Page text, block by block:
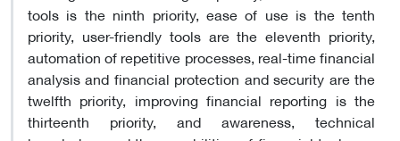
tools is the ninth priority, ease of use is the tenth
priority, user-friendly tools are the eleventh priority,
automation of repetitive processes, real-time financial
analysis and financial protection and security are the
twelfth priority, improving financial reporting is the
thirteenth priority, and awareness, technical